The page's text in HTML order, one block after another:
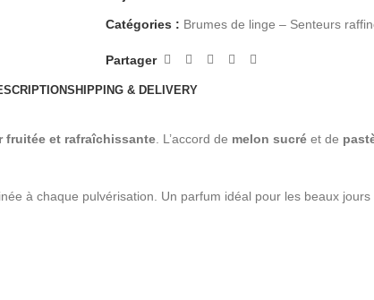
Catégories : Brumes de linge – Senteurs
Partager
SHIPPING & DELIVERY
fruitée et rafraîchissante . L’accord de melon sucré et de
à chaque pulvérisation. Un parfum idéal pour les beaux